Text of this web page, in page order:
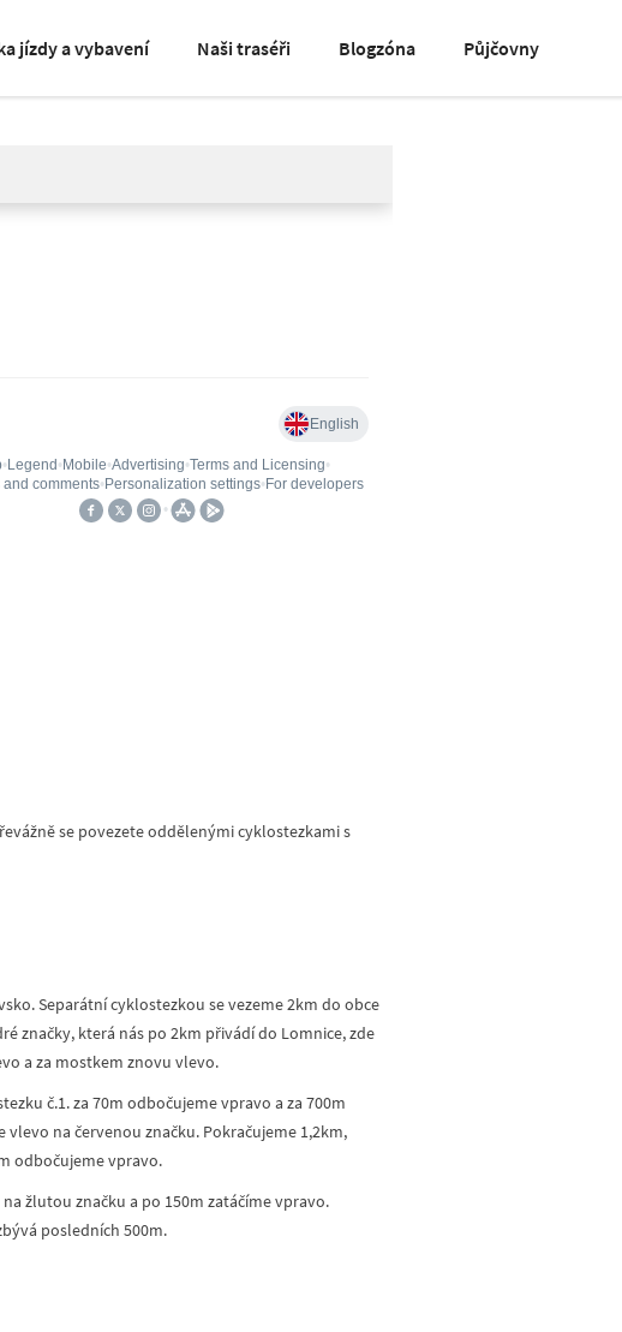
jízdy a vybavení Naši traséři Blogzóna Půjčovny
se povezete oddělenými cyklostezkami s
Separátní cyklostezkou se vezeme 2km do obce
značky, která nás po 2km přivádí do Lomnice, zde
a za mostkem znovu vlevo.
č.1. za 70m odbočujeme vpravo a za 700m
vlevo na červenou značku. Pokračujeme 1,2km,
odbočujeme vpravo.
žlutou značku a po 150m zatáčíme vpravo.
posledních 500m.